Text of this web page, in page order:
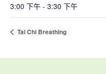
3:00 下午 - 3:30 下午
Tai Chi Breathing